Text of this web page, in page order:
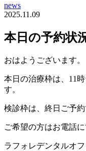
news
2025.11.09
本日の予約状
おはようございます。
本日の治療枠は、11
す。
検診枠は、終日ご予
ご希望の方はお電話
ラフォレデンタルオ